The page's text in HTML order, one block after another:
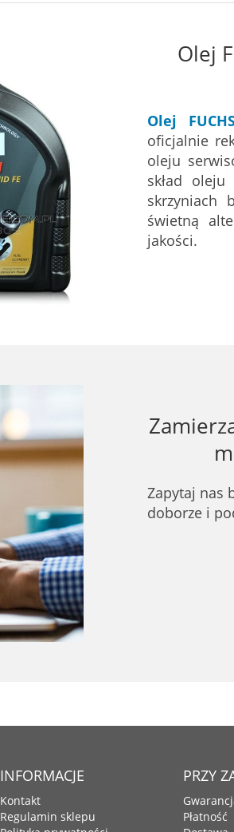
Olej
Olej
oficjalnie
oleju
skład oleju
skrzyniach
świetną
jakości.
Zapytaj nas
doborze i
INFORMACJE
Kontakt
Regulamin sklepu
PRZY
Płatność